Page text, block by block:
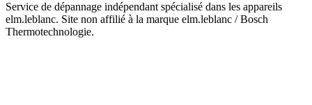
Service de dépannage indépendant spécialisé dans les appareils
elm.leblanc. Site non affilié à la marque elm.leblanc / Bosch
Thermotechnologie.